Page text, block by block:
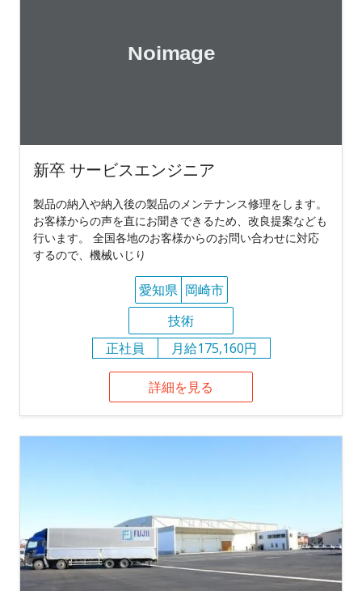
新卒 サービスエンジニア
製品の納入や納入後の製品のメンテナンス修理をします。
お客様からの声を直にお聞きできるため、改良提案なども
行います。 全国各地のお客様からのお問い合わせに対応
するので、機械いじり
愛知県 岡崎市
技術
正社員
月給175,160円
詳細を見る